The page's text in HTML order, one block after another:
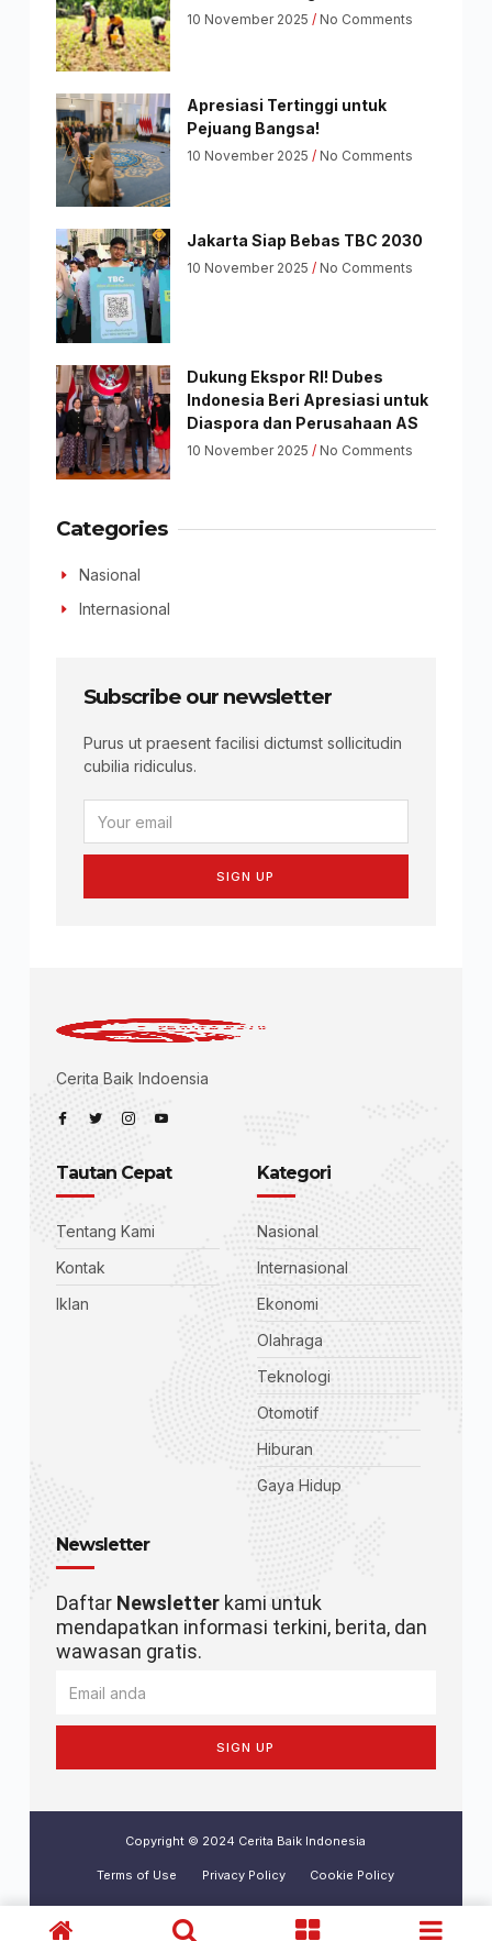
10 November 2025 No Comments
Apresiasi Tertinggi untuk
Pejuang Bangsa!
10 November 2025 No Comments
Jakarta Siap Bebas TBC 2030
10 November 2025 No Comments
Dukung Ekspor RI! Dubes
Indonesia Beri Apresiasi untuk
Diaspora dan Perusahaan AS
10 November 2025 No Comments
Categories
Nasional
Internasional
Subscribe our newsletter
Purus ut praesent facilisi dictumst sollicitudin
cubilia ridiculus.
SIGN UP
Cerita Baik Indoensia
Tautan Cepat
Tentang Kami
Kontak
Iklan
Kategori
Nasional
Internasional
Ekonomi
Olahraga
Teknologi
Otomotif
Hiburan
Gaya Hidup
Newsletter
Daftar Newsletterkami untuk
mendapatkan informasi terkini, berita, dan
wawasan gratis.
SIGN UP
Copyright © 2024 Cerita Baik Indonesia
Terms of Use Privacy Policy Cookie Policy